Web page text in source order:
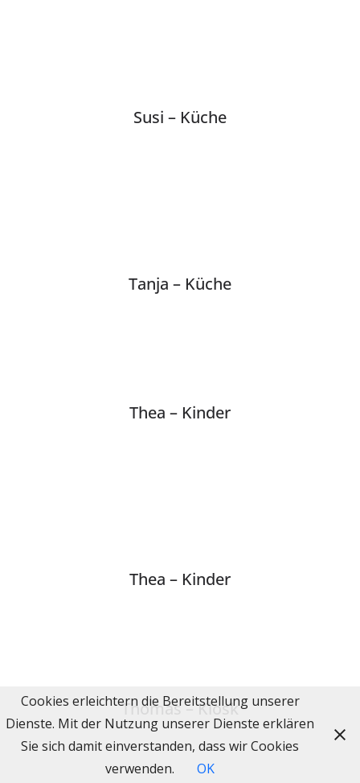
Susi – Küche
Tanja – Küche
Thea – Kinder
Thea – Kinder
Thomas – Kiosk
Cookies erleichtern die Bereitstellung unserer
Dienste. Mit der Nutzung unserer Dienste erklären
Sie sich damit einverstanden, dass wir Cookies
verwenden.
OK